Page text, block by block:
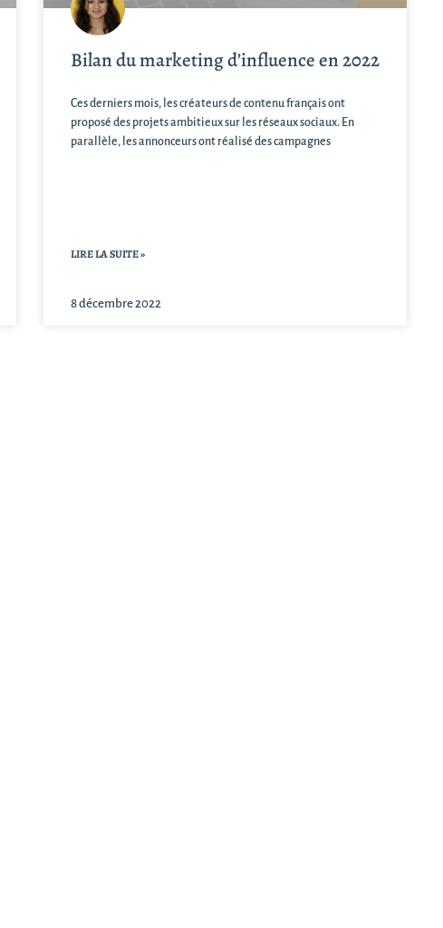
Bilan du marketing d’influence en 2022
Ces derniers mois, les créateurs de contenu français ont
proposé des projets ambitieux sur les réseaux sociaux. En
parallèle, les annonceurs ont réalisé des campagnes
LIRE LA SUITE »
8 décembre 2022